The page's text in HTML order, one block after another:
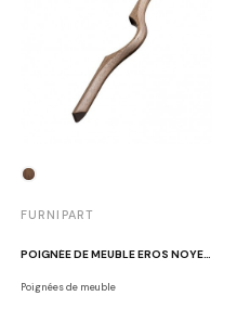
FURNIPART
POIGNÉE DE MEUBLE EROS NOYER LAQUÉ
Poignées de meuble